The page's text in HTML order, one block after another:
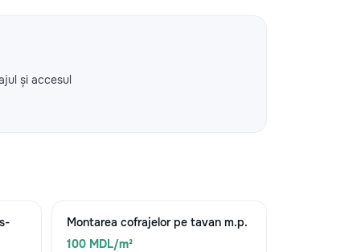
și accesul
Montarea cofrajelor pe tavan m.p.
100 MDL/m²